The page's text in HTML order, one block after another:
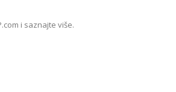
i saznajte više.